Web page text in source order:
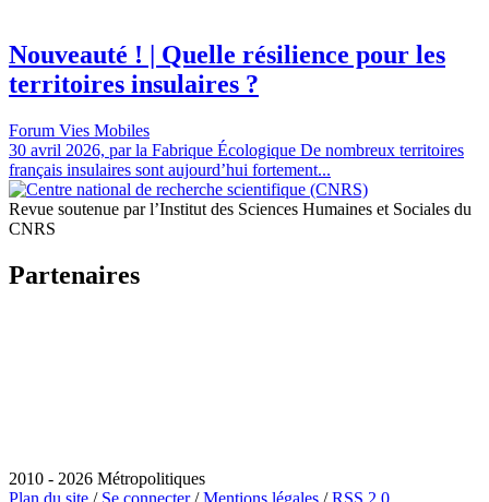
Nouveauté ! | Quelle résilience pour les
territoires insulaires ?
Forum Vies Mobiles
30 avril 2026, par la Fabrique Écologique De nombreux territoires
français insulaires sont aujourd’hui fortement...
Revue soutenue par l’Institut des Sciences Humaines et Sociales du
CNRS
Partenaires
2010 - 2026 Métropolitiques
Plan du site / Se connecter/Mentions légales /RSS 2.0